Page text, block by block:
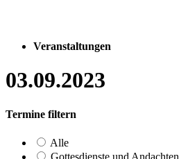
Veranstaltungen
03.09.2023
Termine filtern
Alle